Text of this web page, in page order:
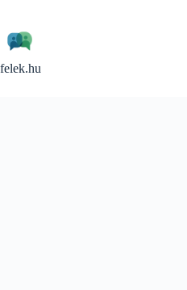
content
felek.hu